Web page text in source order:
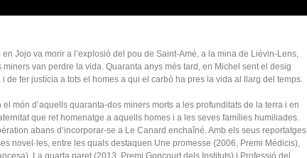
Jojo va morir a l’explosió del pou de Saint-Amé, a la mina de Liévin-Lens,
van perdre la vida. Quaranta anys més tard, en Michel sent el desig
fer justícia a tots el homes a qui el carbó ha pres la vida al llarg del temps.
món d’aquells quaranta-dos miners morts a les profunditats de la terra i en
que ret homenatge a aquells homes i a les seves famílies humiliades.
abans d’incorporar-se a Le Canard enchaîné. Amb els seus reportatges
novel·les, entre les quals destaquen Une promesse (2006, Premi Médicis),
La quarta paret (2013, Premi Goncourt dels Instituts) i Professió del